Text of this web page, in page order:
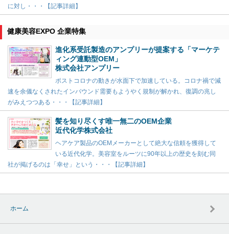
に対し・・・【記事詳細】
健康美容EXPO 企業特集
進化系受託製造のアンプリーが提案する「マーケテ
ィング連動型OEM」
株式会社アンプリー
ポストコロナの動きが水面下で加速している。コロナ禍で減
速を余儀なくされたインバウンド需要もようやく規制が解かれ、復調の兆し
がみえつつある・・・【記事詳細】
髪を知り尽くす唯一無二のOEM企業
近代化学株式会社
ヘアケア製品のOEMメーカーとして絶大な信頼を獲得して
いる近代化学。美容室をルーツに90年以上の歴史を刻む同
社が掲げるのは「幸せ」という・・・【記事詳細】
ホーム